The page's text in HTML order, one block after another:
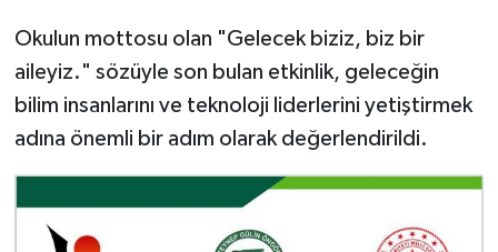
Okulun mottosu olan "Gelecek biziz, biz bir
aileyiz." sözüyle son bulan etkinlik, geleceğin
bilim insanlarını ve teknoloji liderlerini yetiştirmek
adına önemli bir adım olarak değerlendirildi.